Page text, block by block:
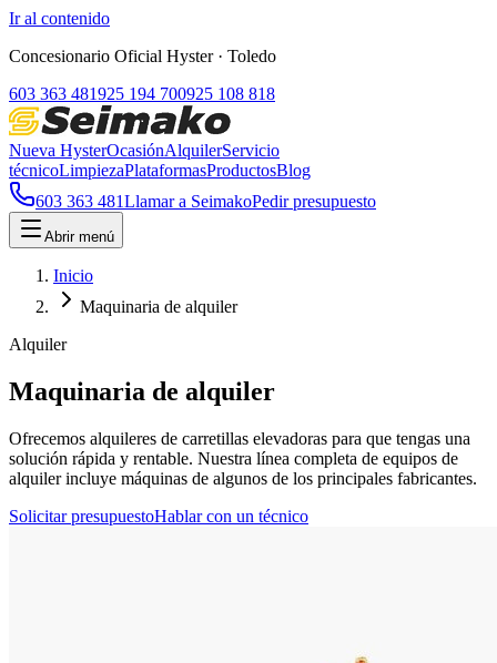
Ir al contenido
Concesionario Oficial Hyster· Toledo
603 363 481925 194 700925 108 818
Nueva HysterOcasiónAlquilerServicio
técnicoLimpiezaPlataformasProductosBlog
603 363 481Llamar a SeimakoPedir presupuesto
Abrir menú
Inicio
Maquinaria de alquiler
Alquiler
Maquinaria de alquiler
Ofrecemos alquileres de carretillas elevadoras para que tengas una
solución rápida y rentable. Nuestra línea completa de equipos de
alquiler incluye máquinas de algunos de los principales fabricantes.
Solicitar presupuestoHablar con un técnico